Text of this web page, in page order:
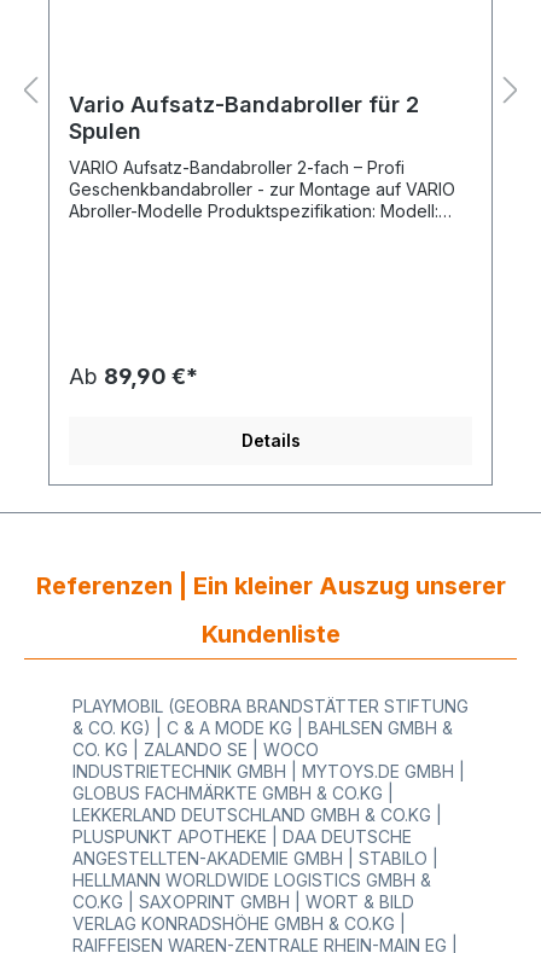
Vario Aufsatz-Bandabroller für 2
Spulen
VARIO Aufsatz-Bandabroller 2-fach – Profi
Geschenkbandabroller - zur Montage auf VARIO
Abroller-Modelle Produktspezifikation: Modell:
Geschenkbandabroller (2-fach) zur
ersichtlichen VARIO Tischabroller und VARIO
Onlineshop bestellen.) Vorteile von VARIO Profi
VARIO Bandabroller lässt sich flexibel auf andere
VARIO Abroller-Modelle montieren. Dieser Profi
Geschenkbandspender ist Teil der VARIO
Premium-Klasse und überzeugt durch
Geschenkbandabroller - für kreative
Geschenkverpackungen! Jede Abrollführung ist
mit integriertem Abschneider ausgestattet, sodass
Geschenkbänder schnell und sauber abgetrennt
werden können. Durch die Montage auf
bestehenden VARIO Abrollern sparen Sie Platz am
Packtisch. Vertrauen Sie der Premium VARIO
Qualität - Hochwertige Verarbeitung, maximale
Stabilität und modernes Design machen diesen
Bandabroller zur Premium-Lösung im Einzelhandel
und Gewerbe. Ideal für Einzelhandel, Boutiquen
Ab 89,90 €*
Details
Referenzen | Ein kleiner Auszug unserer
Kundenliste
PLAYMOBIL (GEOBRA BRANDSTÄTTER STIFTUNG
& CO. KG) | C & A MODE KG | BAHLSEN GMBH &
CO. KG | ZALANDO SE | WOCO
INDUSTRIETECHNIK GMBH | MYTOYS.DE GMBH |
GLOBUS FACHMÄRKTE GMBH & CO.KG |
LEKKERLAND DEUTSCHLAND GMBH & CO.KG |
PLUSPUNKT APOTHEKE | DAA DEUTSCHE
ANGESTELLTEN-AKADEMIE GMBH | STABILO |
HELLMANN WORLDWIDE LOGISTICS GMBH &
CO.KG | SAXOPRINT GMBH | WORT & BILD
VERLAG KONRADSHÖHE GMBH & CO.KG |
RAIFFEISEN WAREN-ZENTRALE RHEIN-MAIN EG |